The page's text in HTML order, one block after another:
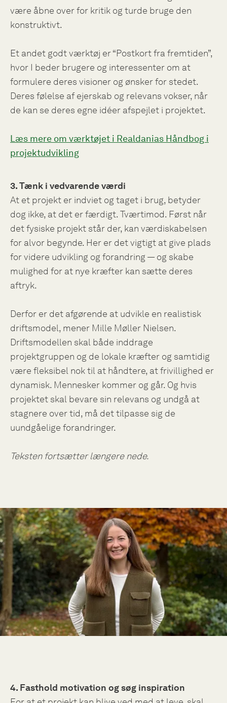
være åbne over for kritik og turde bruge den
konstruktivt.
Et andet godt værktøj er “Postkort fra fremtiden”,
hvor I beder brugere og interessenter om at
formulere deres visioner og ønsker for stedet.
Deres følelse af ejerskab og relevans vokser, når
de kan se deres egne idéer afspejlet i projektet.
Læs mere om værktøjet i Realdanias Håndbog i
projektudvikling
3. Tænk i vedvarende værdi
At et projekt er indviet og taget i brug, betyder
dog ikke, at det er færdigt. Tværtimod. Først når
det fysiske projekt står der, kan værdiskabelsen
for alvor begynde. Her er det vigtigt at give plads
for videre udvikling og forandring — og skabe
mulighed for at nye kræfter kan sætte deres
aftryk.
Derfor er det afgørende at udvikle en realistisk
driftsmodel, mener Mille Møller Nielsen.
Driftsmodellen skal både inddrage
projektgruppen og de lokale kræfter og samtidig
være fleksibel nok til at håndtere, at frivillighed er
dynamisk. Mennesker kommer og går. Og hvis
projektet skal bevare sin relevans og undgå at
stagnere over tid, må det tilpasse sig de
uundgåelige forandringer.
Teksten fortsætter længere nede.
4. Fasthold motivation og søg inspiration